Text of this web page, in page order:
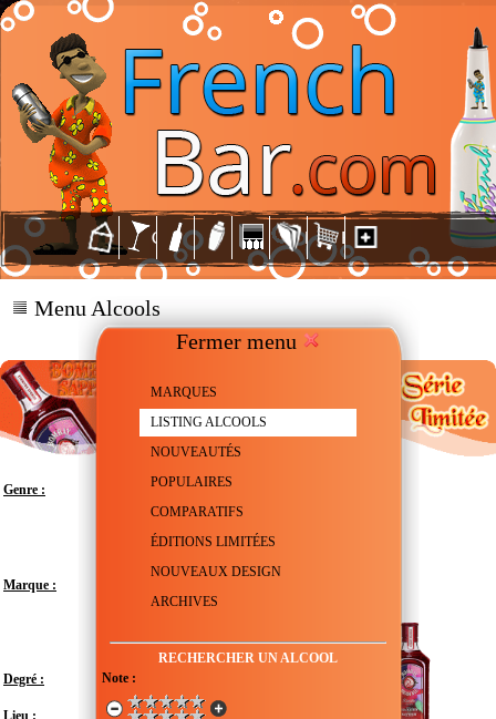
Fermer menu
MARQUES
LISTING ALCOOLS
NOUVEAUTÉS
POPULAIRES
COMPARATIFS
ÉDITIONS LIMITÉES
NOUVEAUX DESIGN
ARCHIVES
RECHERCHER UN ALCOOL
Note :
Menu Alcools
Genre : Gin
Marque :
Degré :
Lieu :
Royaume-Uni - Angleterre - Hampshire -